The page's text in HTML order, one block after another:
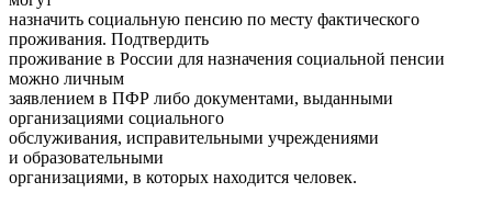
назначить социальную пенсию по месту фактического
проживания. Подтвердить
проживание в России для назначения социальной пенсии
можно личным
заявлением в ПФР либо документами, выданными
организациями социального
обслуживания, исправительными учреждениями
и образовательными
организациями, в которых находится человек.